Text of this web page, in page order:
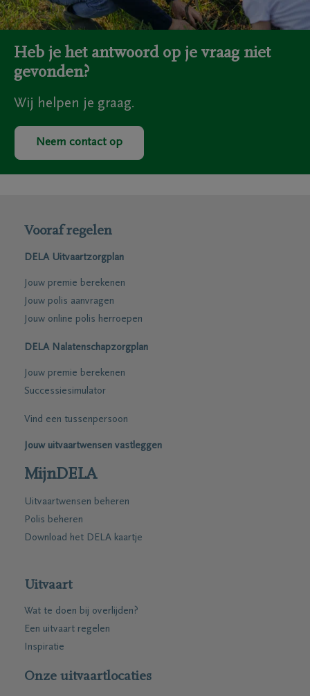
Heb je het antwoord op je vraag niet
gevonden?
Wij helpen je graag.
Neem contact op
Vooraf regelen
DELA Uitvaartzorgplan
Jouw premie berekenen
Jouw polis aanvragen
Jouw online polis herroepen
DELA Nalatenschapzorgplan
Jouw premie berekenen
Successiesimulator
Vind een tussenpersoon
Jouw uitvaartwensen vastleggen
MijnDELA
Uitvaartwensen beheren
Polis beheren
Download het DELA kaartje
Uitvaart
Wat te doen bij overlijden?
Een uitvaart regelen
Inspiratie
Onze uitvaartlocaties